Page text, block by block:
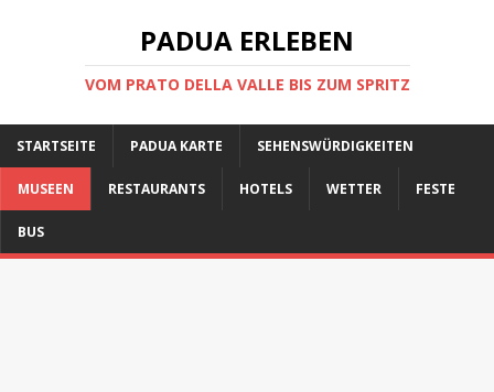
PADUA ERLEBEN
VOM PRATO DELLA VALLE BIS ZUM SPRITZ
STARTSEITE PADUA KARTE SEHENSWÜRDIGKEITEN
MUSEEN RESTAURANTS HOTELS WETTER FESTE
BUS